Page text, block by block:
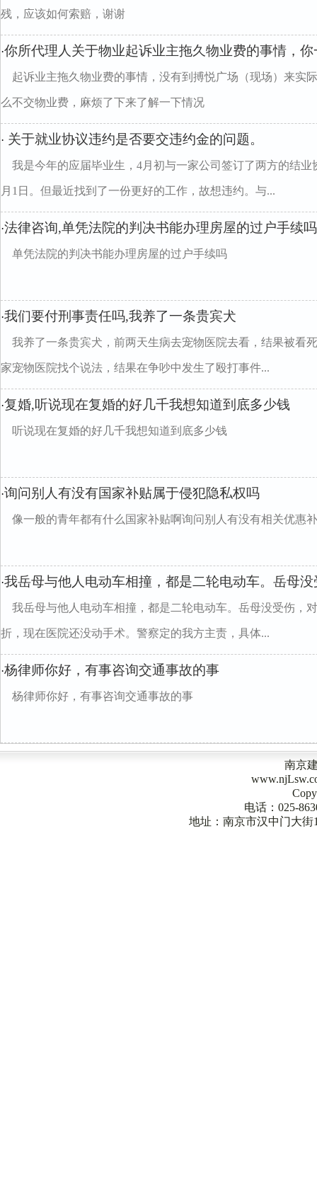
残，应该如何索赔，谢谢
·你所代理人关于物业起诉业主拖久物业费的事情，你
起诉业主拖久物业费的事情，没有到搏悦广场（现场）来实
么不交物业费，麻烦了下来了解一下情况
· 关于就业协议违约是否要交违约金的问题。
我是今年的应届毕业生，4月初与一家公司签订了两方的结业
月1日。但最近找到了一份更好的工作，故想违约。与...
·法律咨询,单凭法院的判决书能办理房屋的过户手续吗
单凭法院的判决书能办理房屋的过户手续吗
·我们要付刑事责任吗,我养了一条贵宾犬
我养了一条贵宾犬，前两天生病去宠物医院去看，结果被看
家宠物医院找个说法，结果在争吵中发生了殴打事件...
·复婚,听说现在复婚的好几千我想知道到底多少钱
听说现在复婚的好几千我想知道到底多少钱
·询问别人有没有国家补贴属于侵犯隐私权吗
像一般的青年都有什么国家补贴啊询问别人有没有相关优惠
·我岳母与他人电动车相撞，都是二轮电动车。岳母
我岳母与他人电动车相撞，都是二轮电动车。岳母没受伤，
折，现在医院还没动手术。警察定的我方主责，具体...
·杨律师你好，有事咨询交通事故的事
杨律师你好，有事咨询交通事故的事
南京
电话：025-
地址：南京市汉中门大